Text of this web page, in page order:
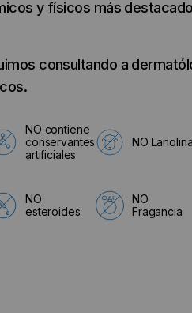
y físicos más
consultando a
NO contiene
conservantes
artificiales
NO Lanolina
NO
esteroides
NO
Fragancia